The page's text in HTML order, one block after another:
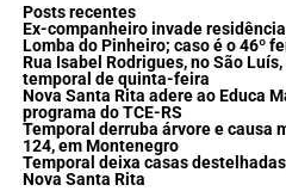
Posts recentes
Ex-companheiro invade
Lomba do Pinheiro; caso é o 46º
Rua Isabel Rodrigues, no São
temporal de quinta-feira
Nova Santa Rita adere ao Educa
programa do TCE-RS
Temporal derruba árvore e causa
124, em Montenegro
Temporal deixa casas
Nova Santa Rita